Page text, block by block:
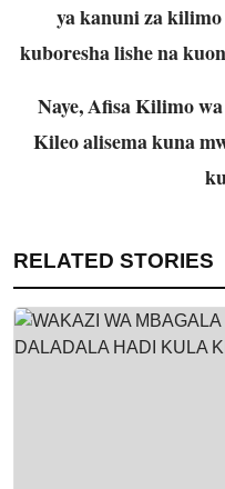
ya kanuni za
kuboresha lishe na
Naye, Afisa Kilimo
Kileo alisema kuna
RELATED STORIES